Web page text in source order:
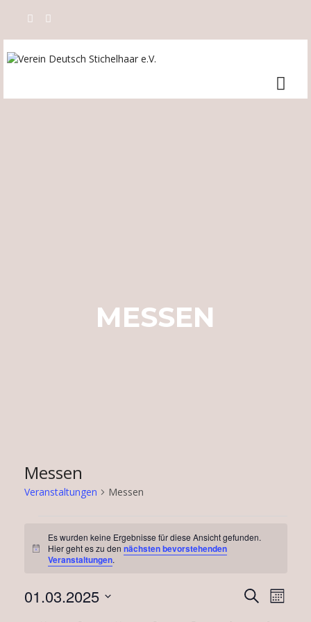
MESSEN
Messen
Veranstaltungen Messen
Veranstaltungen
Hinweis
Es wurden keine Ergebnisse für diese Ansicht gefunden.
Hier geht es zu dennächsten bevorstehenden
Veranstaltungen.
SucheMonat
01.03.2025